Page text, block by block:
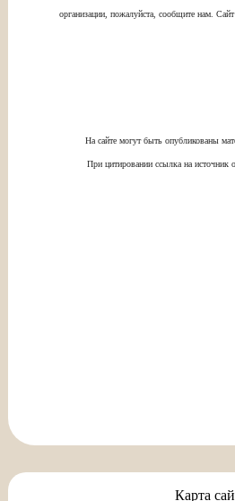
организации, пожалуйста, сообщите нам.
На сайте могут быть опубликованы
При цитировании ссылка на источник
Карта